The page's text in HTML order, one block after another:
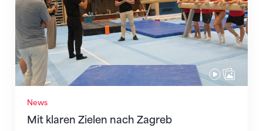
News
Mit klaren Zielen nach Zagreb